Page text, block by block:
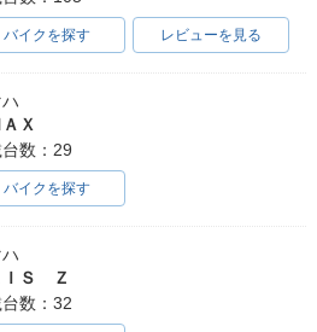
バイクを探す レビューを見る
Ｘ
数：29
バイクを探す
ＩＳ Ｚ
数：32